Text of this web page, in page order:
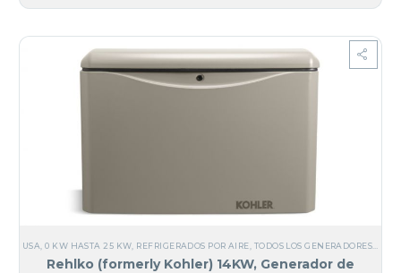
USA ,0 KW HASTA 25 KW REFRIGERADOS POR AIRE TODOS LOS GENERADORES
Rehlko (formerly Kohler) 14KW, Generador de